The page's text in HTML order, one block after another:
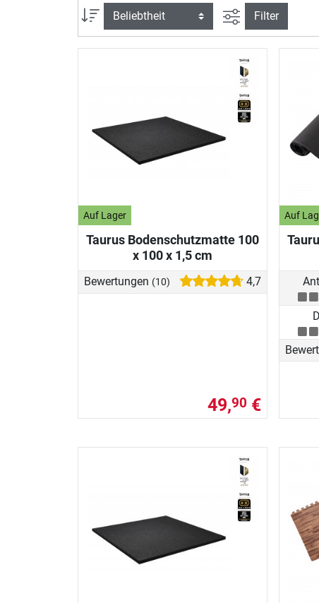
Sortierung Ansicht filtern
Filter
Auf Lager
Taurus Bodenschutzmatte 100
x 100 x 1,5 cm
Bewertungen (10) 4,7
49,90 €
Auf